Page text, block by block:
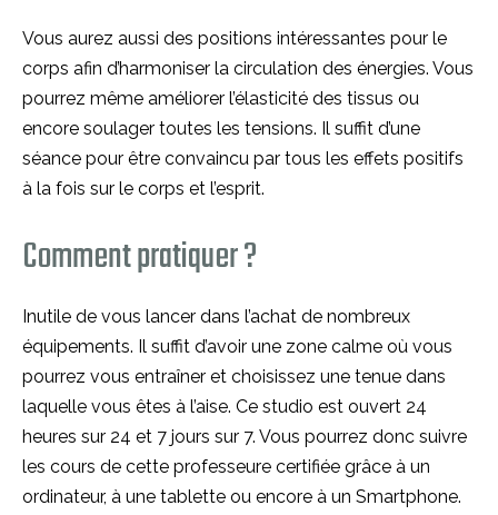
Vous aurez aussi des positions intéressantes pour le
corps afin d’harmoniser la circulation des énergies. Vous
pourrez même améliorer l’élasticité des tissus ou
encore soulager toutes les tensions. Il suffit d’une
séance pour être convaincu par tous les effets positifs
à la fois sur le corps et l’esprit.
Comment pratiquer ?
Inutile de vous lancer dans l’achat de nombreux
équipements. Il suffit d’avoir une zone calme où vous
pourrez vous entraîner et choisissez une tenue dans
laquelle vous êtes à l’aise. Ce studio est ouvert 24
heures sur 24 et 7 jours sur 7. Vous pourrez donc suivre
les cours de cette professeure certifiée grâce à un
ordinateur, à une tablette ou encore à un Smartphone.